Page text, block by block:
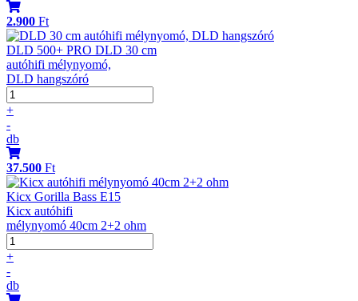
2.900 Ft
DLD 500+ PRO DLD 30 cm
autóhifi mélynyomó,
DLD hangszóró
+
-
db
37.500 Ft
Kicx Gorilla Bass E15
Kicx autóhifi
mélynyomó 40cm 2+2 ohm
+
-
db